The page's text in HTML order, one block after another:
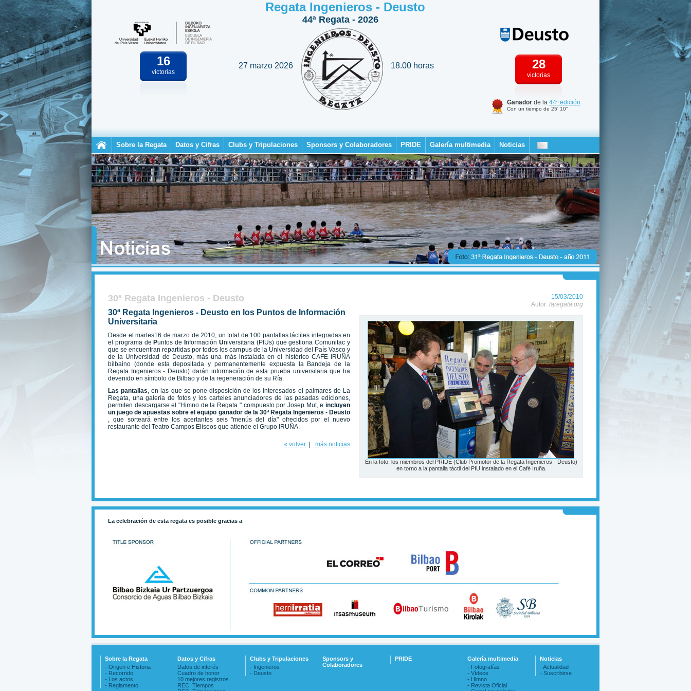
16
victorias
Regata Ingenieros - Deusto
44ª Regata - 2026
27 marzo 2026 18.00 horas 28
victorias
Ganador de la 44ª edición
Con un tiempo de 25' 10''
Sobre la Regata Datos y Cifras Clubs y Tripulaciones Sponsors y Colaboradores PRIDE Galería multimedia Noticias
30ª Regata Ingenieros - Deusto
15/03/2010
Autor: laregata.org
En la foto, los miembros del PRIDE (Club Promotor de la Regata Ingenieros - Deusto)
en torno a la pantalla táctil del PIU instalado en el Café Iruña.
30ª Regata Ingenieros - Deusto en los Puntos de Información
Universitaria
Desde el martes16 de marzo de 2010, un total de 100 pantallas táctiles integradas en
el programa de Puntos de Información Universitaria (PIUs) que gestiona Comunitac y
que se encuentran repartidas por todos los campus de la Universidad del País Vasco y
de la Universidad de Deusto, más una más instalada en el histórico CAFE IRUÑA
bilbaino (donde esta depositada y permanentemente expuesta la Bandeja de la
Regata Ingenieros - Deusto) darán información de esta prueba universitaria que ha
devenido en símbolo de Bilbao y de la regeneración de su Ría.
Las pantallas, en las que se pone disposición de los interesados el palmares de La
Regata, una galería de fotos y los carteles anunciadores de las pasadas ediciones,
permiten descargarse el "Himno de la Regata " compuesto por Josep Mut, e incluyen
unjuego de apuestassobre el equipo ganador de la 30ª Regata Ingenieros - Deusto
, que sorteará entre los acertantes seis "menús del día" ofrecidos por el nuevo
restaurante del Teatro Campos Elíseos que atiende el Grupo IRUÑA.
« volver más noticias
La celebración de esta regata es posible gracias a:
Sobre la Regata
- Origen e Historia
- Recorrido
- Los actos
- Reglamento
Datos y Cifras
Datos de interés
Cuadro de honor
10 mejores registros
REC. Tiempos
Clubs y Tripulaciones
- Ingenieros
- Deusto
Sponsors y
Colaboradores
PRIDE
Galería multimedia
- Fotografías
- Vídeos
- Himno
- Revista Oficial
Noticias
- Actualidad
- Suscribirse